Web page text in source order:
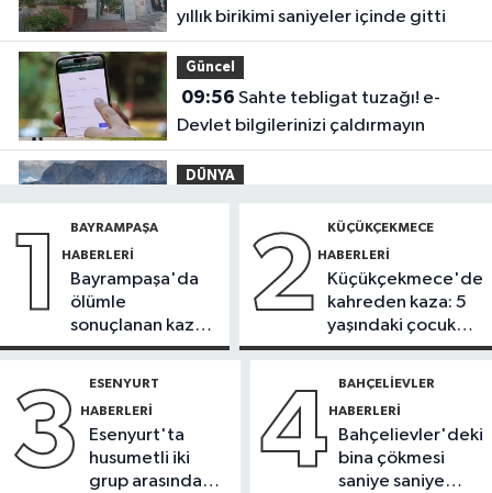
yıllık birikimi saniyeler içinde gitti
Güncel
09:56
Devlet bilgilerinizi çaldırmayın
DÜNYA
Oğlu Hunter Biden’dan açıklama
Sağlık
ama sınırsız değil
Turizmde hareketlilik başladı
1 BAYRAMPAŞA
HABERLERI
Bayrampaşa'da
ölümle
sonuçlanan kaza:
Sürücü
2 KÜÇÜKÇEKMECE
HABERLERI
Küçükçekmece'de
kahreden kaza: 5
yaşındaki çocuk
yoğun bakımda
3 ESENYURT
HABERLERI
Esenyurt'ta
husumetli iki
grup arasında
4 BAHÇELIEVLER
HABERLERI
Bahçelievler'deki
bina çökmesi
saniye saniye